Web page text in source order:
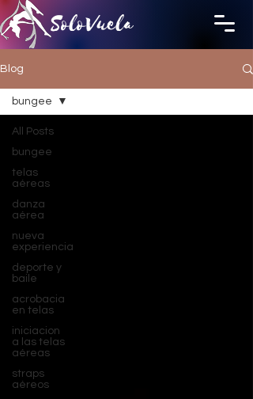
SoloVuela
Blog
All Posts
bungee
telas
aéreas
danza
aérea
nueva
experiencia
deporte y
baile
acrobacia
en telas
iniciacion
a las telas
aéreas
straps
aéreos
bungee